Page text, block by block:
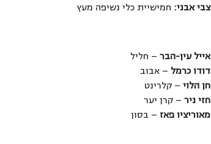
צבי אבני: חמישיית כלי נשיפה מעץ
אייל עין-הבר – חליל
דודו כרמל – אבוב
חן הלוי – קלרינט
חזי ניר – קרן יער
מאוריציו פאז – בסון